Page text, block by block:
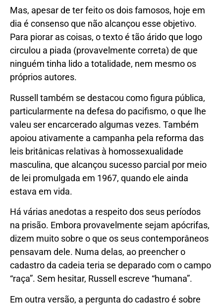
Mas, apesar de ter feito os dois famosos, hoje em
dia é consenso que não alcançou esse objetivo.
Para piorar as coisas, o texto é tão árido que logo
circulou a piada (provavelmente correta) de que
ninguém tinha lido a totalidade, nem mesmo os
próprios autores.
Russell também se destacou como figura pública,
particularmente na defesa do pacifismo, o que lhe
valeu ser encarcerado algumas vezes. Também
apoiou ativamente a campanha pela reforma das
leis britânicas relativas à homossexualidade
masculina, que alcançou sucesso parcial por meio
de lei promulgada em 1967, quando ele ainda
estava em vida.
Há várias anedotas a respeito dos seus períodos
na prisão. Embora provavelmente sejam apócrifas,
dizem muito sobre o que os seus contemporâneos
pensavam dele. Numa delas, ao preencher o
cadastro da cadeia teria se deparado com o campo
“raça”. Sem hesitar, Russell escreve “humana”.
Em outra versão, a pergunta do cadastro é sobre